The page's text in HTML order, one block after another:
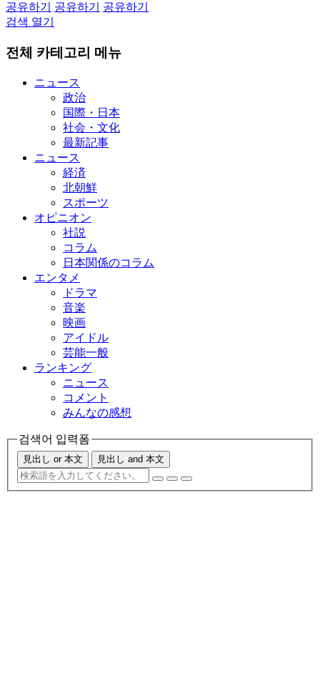
공유하기
공유하기
공유하기
검색 열기
전체 카테고리 메뉴
ニュース
政治
国際・日本
社会・文化
最新記事
ニュース
経済
北朝鮮
スポーツ
オピニオン
社説
コラム
日本関係のコラム
エンタメ
ドラマ
音楽
映画
アイドル
芸能一般
ランキング
ニュース
コメント
みんなの感想
검색어 입력폼
見出し or 本文 見出し and 本文